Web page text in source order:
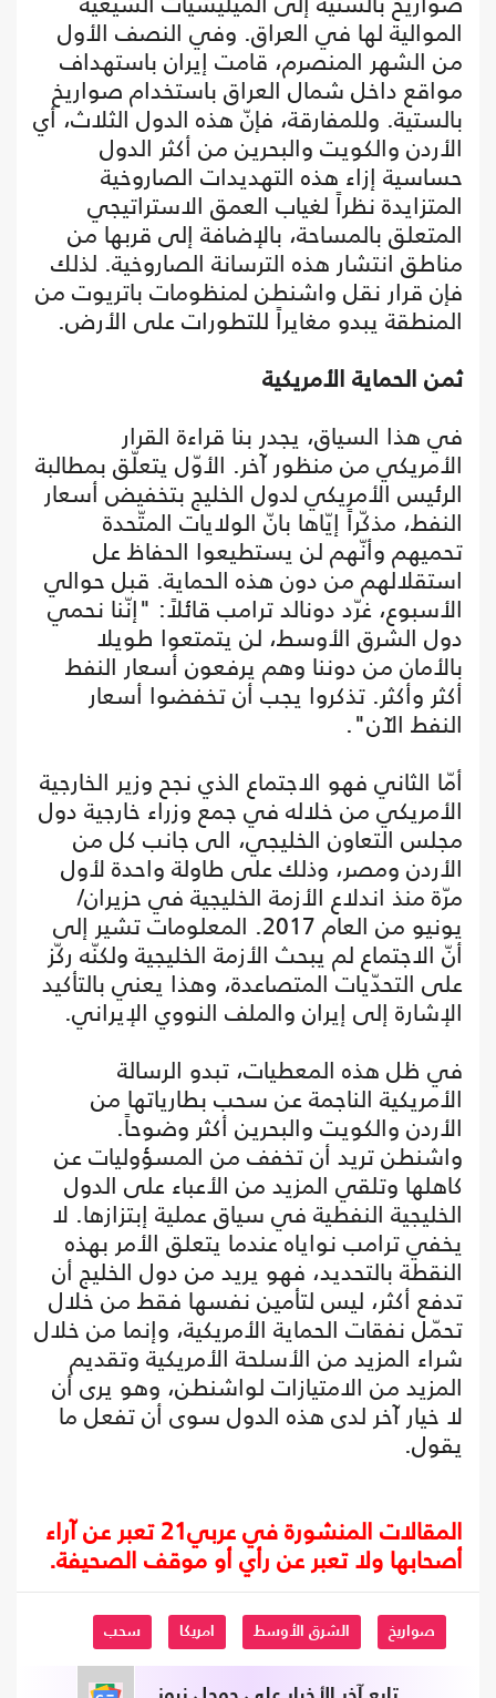
الموالية لها في العراق. وفي النصف الأول
من الشهر المنصرم، قامت إيران باستهداف
مواقع داخل شمال العراق باستخدام صواريخ
بالستية. وللمفارقة، فإنّ هذه الدول الثلاث، أي
الأردن والكويت والبحرين من أكثر الدول
حساسية إزاء هذه التهديدات الصاروخية
المتزايدة نظراً لغياب العمق الاستراتيجي
المتعلق بالمساحة، بالإضافة إلى قربها من
مناطق انتشار هذه الترسانة الصاروخية. لذلك
فإن قرار نقل واشنطن لمنظومات باتريوت من
المنطقة يبدو مغايراً للتطورات على الأرض.
ثمن الحماية الأمريكية
في هذا السياق، يجدر بنا قراءة القرار
الأمريكي من منظور آخر. الأوّل يتعلّق بمطالبة
الرئيس الأمريكي لدول الخليج بتخفيض أسعار
النفط، مذكّراً إيّاها بانّ الولايات المتّحدة
تحميهم وأنّهم لن يستطيعوا الحفاظ عل
استقلالهم من دون هذه الحماية. قبل حوالي
الأسبوع، غرّد دونالد ترامب قائلاً: "إنّنا نحمي
دول الشرق الأوسط، لن يتمتعوا طويلا
بالأمان من دوننا وهم يرفعون أسعار النفط
أكثر وأكثر. تذكروا يجب أن تخفضوا أسعار
النفط الآن".
أمّا الثاني فهو الاجتماع الذي نجح وزير الخارجية
الأمريكي من خلاله في جمع وزراء خارجية دول
مجلس التعاون الخليجي، الى جانب كل من
الأردن ومصر، وذلك على طاولة واحدة لأول
مرّة منذ اندلاع الأزمة الخليجية في حزيران/
يونيو من العام 2017. المعلومات تشير إلى
أنّ الاجتماع لم يبحث الأزمة الخليجية ولكنّه ركّز
على التحدّيات المتصاعدة، وهذا يعني بالتأكيد
الإشارة إلى إيران والملف النووي الإيراني.
في ظل هذه المعطيات، تبدو الرسالة
الأمريكية الناجمة عن سحب بطارياتها من
الأردن والكويت والبحرين أكثر وضوحاً.
واشنطن تريد أن تخفف من المسؤوليات عن
كاهلها وتلقي المزيد من الأعباء على الدول
الخليجية النفطية في سياق عملية إبتزازها. لا
يخفي ترامب نواياه عندما يتعلق الأمر بهذه
النقطة بالتحديد، فهو يريد من دول الخليج أن
تدفع أكثر، ليس لتأمين نفسها فقط من خلال
تحمّل نفقات الحماية الأمريكية، وإنما من خلال
شراء المزيد من الأسلحة الأمريكية وتقديم
المزيد من الامتيازات لواشنطن، وهو يرى أن
لا خيار آخر لدى هذه الدول سوى أن تفعل ما
يقول.
المقالات المنشورة في عربي21 تعبر عن آراء
أصحابها ولا تعبر عن رأي أو موقف الصحيفة.
صواريخ الشرق الأوسط امريكا سحب